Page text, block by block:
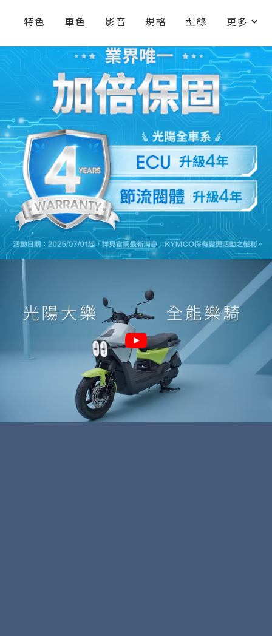
特色 車色 影音 規格 型錄 更多